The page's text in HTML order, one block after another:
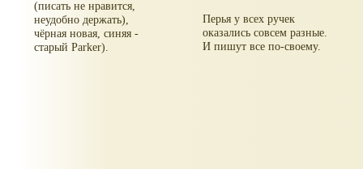
(писать не нравится,
неудобно держать),
чёрная новая, синяя -
старый Parker).
Перья у всех ручек
оказались совсем разные.
И пишут все по-своему.